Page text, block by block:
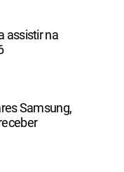
assistir na
Samsung,